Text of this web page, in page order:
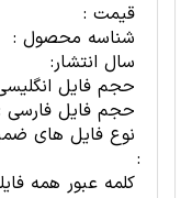
قیمت :
شناسه محصول :
سال انتشار:
حجم فایل
حجم فایل فارسی
نوع فایل های
:
کلمه عبور همه